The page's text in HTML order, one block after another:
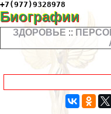
+7(977)9328978
Биографии
ЗДОРОВЬЕ ::